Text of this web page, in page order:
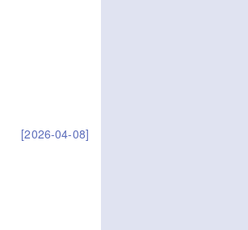
[2026-04-08]